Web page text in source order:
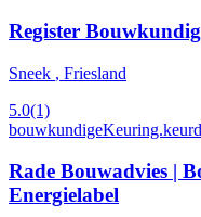
Register
Sneek , Friesland
5.0(1)
Rade Bouwadvies |
Energielabel